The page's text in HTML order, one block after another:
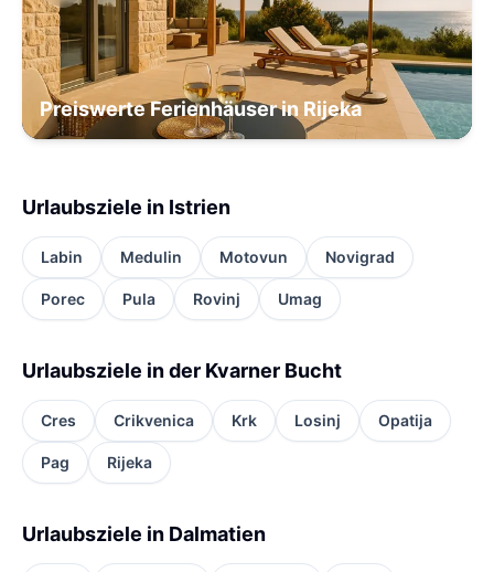
Preiswerte Ferienhäuser in Rijeka
Urlaubsziele in Istrien
Labin Medulin Motovun Novigrad
Porec Pula Rovinj Umag
Urlaubsziele in der Kvarner Bucht
Cres Crikvenica Krk Losinj Opatija
Pag Rijeka
Urlaubsziele in Dalmatien